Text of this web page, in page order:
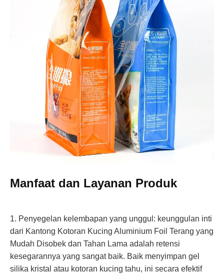
Manfaat dan Layanan Produk
1. Penyegelan kelembapan yang unggul: keunggulan inti
dari Kantong Kotoran Kucing Aluminium Foil Terang yang
Mudah Disobek dan Tahan Lama adalah retensi
kesegarannya yang sangat baik. Baik menyimpan gel
silika kristal atau kotoran kucing tahu, ini secara efektif